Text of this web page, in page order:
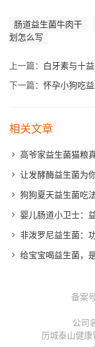
肠道益生菌牛肉干
划怎么写
上一篇：
白牙素与十
下一篇： 怀孕小狗吃
相关文章
高爷家益生菌猫粮
让发酵酶益生菌为
狗狗夏天益生菌吃
婴儿肠道小卫士：
非泼罗尼益生菌：
给宝宝喝益生菌，
备案号
公司
历城泰山健康